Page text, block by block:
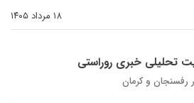
۱۸ مرداد ۱۴۰۵
تحلیلی خبری روراستی
رفسنجان و كرمان